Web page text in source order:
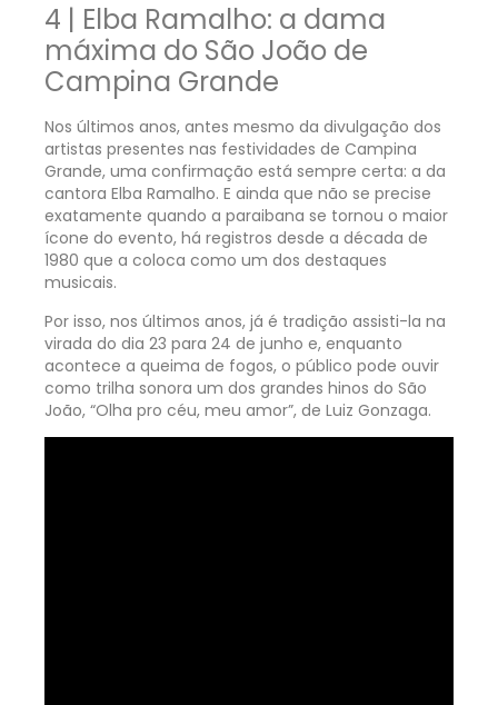
4 | Elba Ramalho: a dama
máxima do São João de
Campina Grande
Nos últimos anos, antes mesmo da divulgação dos
artistas presentes nas festividades de Campina
Grande, uma confirmação está sempre certa: a da
cantora Elba Ramalho. E ainda que não se precise
exatamente quando a paraibana se tornou o maior
ícone do evento, há registros desde a década de
1980 que a coloca como um dos destaques
musicais.
Por isso, nos últimos anos, já é tradição assisti-la na
virada do dia 23 para 24 de junho e, enquanto
acontece a queima de fogos, o público pode ouvir
como trilha sonora um dos grandes hinos do São
João, “Olha pro céu, meu amor”, de Luiz Gonzaga.